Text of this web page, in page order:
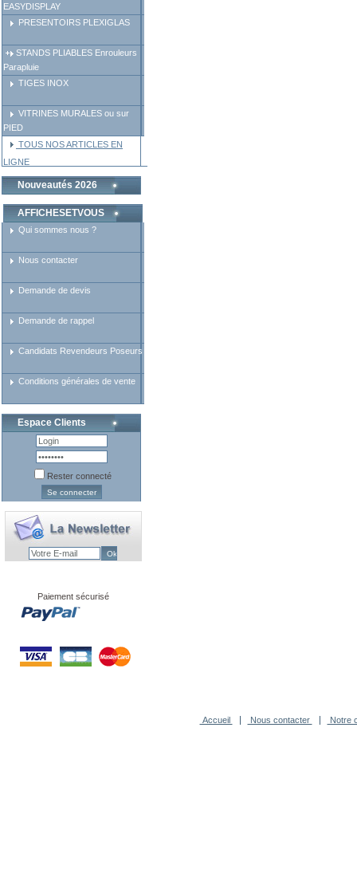
EASYDISPLAY
PRESENTOIRS PLEXIGLAS
STANDS PLIABLES Enrouleurs
Parapluie
TIGES INOX
VITRINES MURALES ou sur
PIED
TOUS NOS ARTICLES EN
LIGNE
Nouveautés 2026
AFFICHESETVOUS
Qui sommes nous ?
Nous contacter
Demande de devis
Demande de rappel
Candidats Revendeurs Poseurs
Conditions générales de vente
Espace Clients
Rester connecté
Paiement sécurisé
Accueil Nous contacter Notre